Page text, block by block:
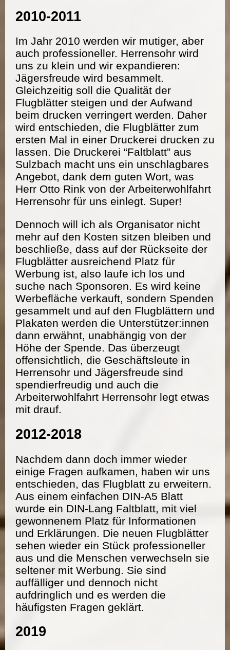
2010-2011
Im Jahr 2010 werden wir mutiger, aber
auch professioneller. Herrensohr wird
uns zu klein und wir expandieren:
Jägersfreude wird besammelt.
Gleichzeitig soll die Qualität der
Flugblätter steigen und der Aufwand
beim drucken verringert werden. Daher
wird entschieden, die Flugblätter zum
ersten Mal in einer Druckerei drucken zu
lassen. Die Druckerei “Faltblatt” aus
Sulzbach macht uns ein unschlagbares
Angebot, dank dem guten Wort, was
Herr Otto Rink von der Arbeiterwohlfahrt
Herrensohr für uns einlegt. Super!
Dennoch will ich als Organisator nicht
mehr auf den Kosten sitzen bleiben und
beschließe, dass auf der Rückseite der
Flugblätter ausreichend Platz für
Werbung ist, also laufe ich los und
suche nach Sponsoren. Es wird keine
Werbefläche verkauft, sondern Spenden
gesammelt und auf den Flugblättern und
Plakaten werden die Unterstützer:innen
dann erwähnt, unabhängig von der
Höhe der Spende. Das überzeugt
offensichtlich, die Geschäftsleute in
Herrensohr und Jägersfreude sind
spendierfreudig und auch die
Arbeiterwohlfahrt Herrensohr legt etwas
mit drauf.
2012-2018
Nachdem dann doch immer wieder
einige Fragen aufkamen, haben wir uns
entschieden, das Flugblatt zu erweitern.
Aus einem einfachen DIN-A5 Blatt
wurde ein DIN-Lang Faltblatt, mit viel
gewonnenem Platz für Informationen
und Erklärungen. Die neuen Flugblätter
sehen wieder ein Stück professioneller
aus und die Menschen verwechseln sie
seltener mit Werbung. Sie sind
auffälliger und dennoch nicht
aufdringlich und es werden die
häufigsten Fragen geklärt.
2019